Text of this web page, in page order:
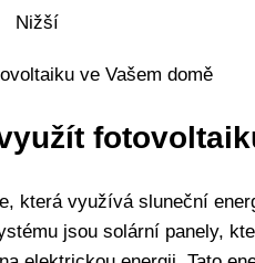
Nižší
která využívá sluneční
jsou solární panely,